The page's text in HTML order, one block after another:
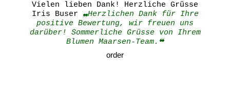
Vielen lieben Dank! Herzliche Grüsse
Iris Buser ❠Herzlichen Dank für Ihre
positive Bewertung, wir freuen uns
darüber! Sommerliche Grüsse von Ihrem
Blumen Maarsen-Team.❝
order